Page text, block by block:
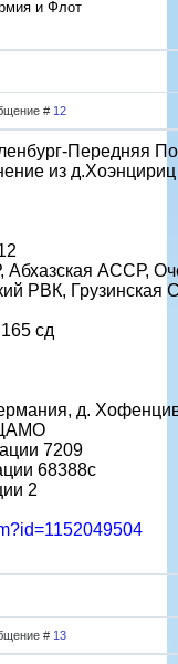
и Флот
# 12
Передняя
из д.Хоэнцириц
АССР,
РВК, Грузинская
сд
д.
ЦАМО
7209
68388с
2
# 13